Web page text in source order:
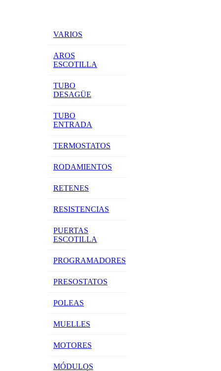
VARIOS
AROS
ESCOTILLA
TUBO
DESAGÜE
TUBO
ENTRADA
TERMOSTATOS
RODAMIENTOS
RETENES
RESISTENCIAS
PUERTAS
ESCOTILLA
PROGRAMADORES
PRESOSTATOS
POLEAS
MUELLES
MOTORES
MÓDULOS